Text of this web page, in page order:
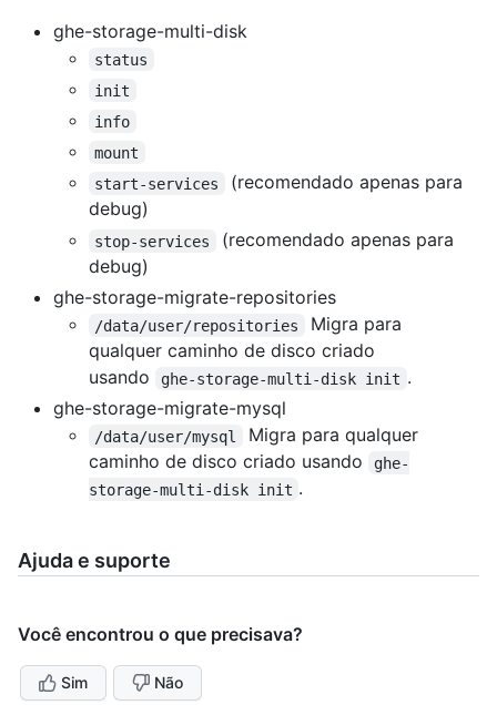
ghe-storage-multi-disk
status
init
info
mount
start-services
(recomendado apenas para
debug)
stop-services
(recomendado apenas para
debug)
ghe-storage-migrate-repositories
/data/user/repositories
Migra para
qualquer caminho de disco criado
usando
ghe-storage-multi-disk init .
ghe-storage-migrate-mysql
/data/user/mysql
Migra para qualquer
caminho de disco criado usando
ghe-
storage-multi-disk init .
Ajuda e suporte
Você encontrou o que precisava?
Sim Não